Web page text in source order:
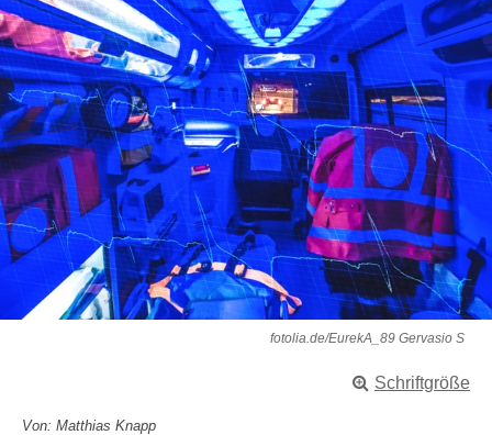
fotolia.de/EurekA_89 Gervasio S
Schriftgröße
Von: Matthias Knapp